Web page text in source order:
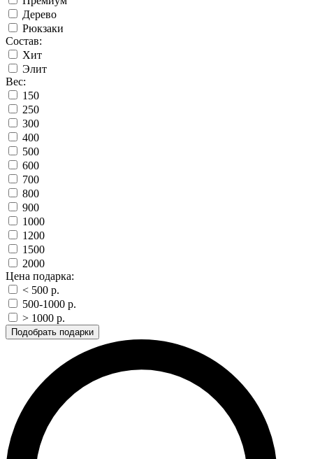
Дерево
Рюкзаки
Состав:
Хит
Элит
Вес:
150
250
300
400
500
600
700
800
900
1000
1200
1500
2000
Цена подарка:
< 500 p.
500-1000 p.
> 1000 p.